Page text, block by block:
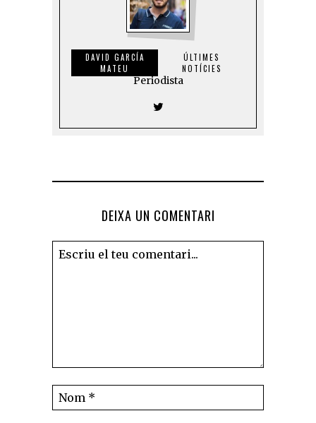
DAVID GARCÍA
MATEU
ÚLTIMES
NOTÍCIES
Periodista
DEIXA UN COMENTARI